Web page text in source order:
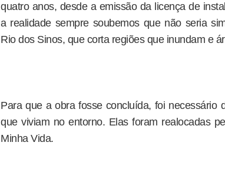
quatro anos, desde a emissão da licença de
a realidade sempre soubemos que não seria
Rio dos Sinos, que corta regiões que inundam e
Para que a obra fosse concluída, foi necessário
que viviam no entorno. Elas foram realocadas
Minha Vida.